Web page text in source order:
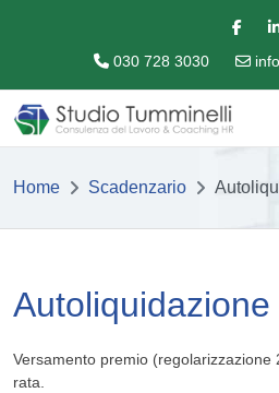
030 728 3030
Home Scadenzario
Autoliquidazione
Versamento premio (regolarizzazione
rata.